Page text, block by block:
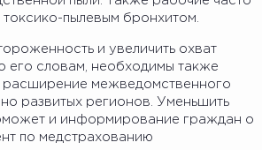
пылевым бронхитом.
и увеличить охват
его словам, необходимы также
расширение межведомственного
развитых регионов. Уменьшить
и информирование граждан о
по медстрахованию